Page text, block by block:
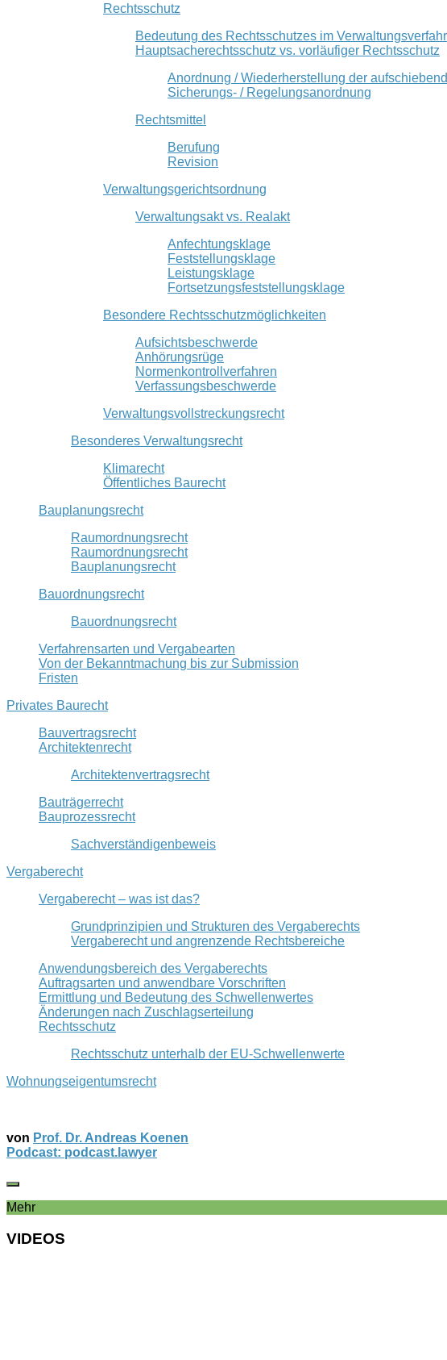
Rechtsschutz
Bedeutung des Rechtsschutzes im
Hauptsacherechtsschutz vs. vorläufiger Rechtsschutz
Anordnung / Wiederherstellung der
Sicherungs- / Regelungsanordnung
Rechtsmittel
Berufung
Revision
Verwaltungsgerichtsordnung
Verwaltungsakt vs. Realakt
Anfechtungsklage
Feststellungsklage
Leistungsklage
Fortsetzungsfeststellungsklage
Besondere Rechtsschutzmöglichkeiten
Aufsichtsbeschwerde
Anhörungsrüge
Normenkontrollverfahren
Verfassungsbeschwerde
Verwaltungsvollstreckungsrecht
Besonderes Verwaltungsrecht
Klimarecht
Öffentliches Baurecht
Bauplanungsrecht
Raumordnungsrecht
Raumordnungsrecht
Bauplanungsrecht
Bauordnungsrecht
Bauordnungsrecht
Verfahrensarten und Vergabearten
Von der Bekanntmachung bis zur Submission
Fristen
Privates Baurecht
Bauvertragsrecht
Architektenrecht
Architektenvertragsrecht
Bauträgerrecht
Bauprozessrecht
Sachverständigenbeweis
Vergaberecht
Vergaberecht – was ist das?
Grundprinzipien und Strukturen des Vergaberechts
Vergaberecht und angrenzende Rechtsbereiche
Anwendungsbereich des Vergaberechts
Auftragsarten und anwendbare Vorschriften
Ermittlung und Bedeutung des Schwellenwertes
Änderungen nach Zuschlagserteilung
Rechtsschutz
Rechtsschutz unterhalb der EU-Schwellenwerte
Wohnungseigentumsrecht
von Prof. Dr. Andreas Koenen
Podcast: podcast.lawyer
Mehr
VIDEOS